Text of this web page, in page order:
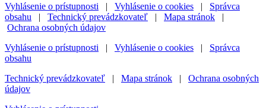
Vyhlásenie o prístupnosti | Vyhlásenie o cookies | Správca
obsahu | Technický prevádzkovateľ | Mapa stránok |
Ochrana osobných údajov
Vyhlásenie o prístupnosti | Vyhlásenie o cookies | Správca
obsahu
Technický prevádzkovateľ | Mapa stránok | Ochrana osobných
údajov